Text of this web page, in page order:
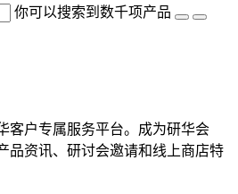
你可以搜索到数千项产品
客户专属服务平台。成为研华会
品资讯、研讨会邀请和线上商店特